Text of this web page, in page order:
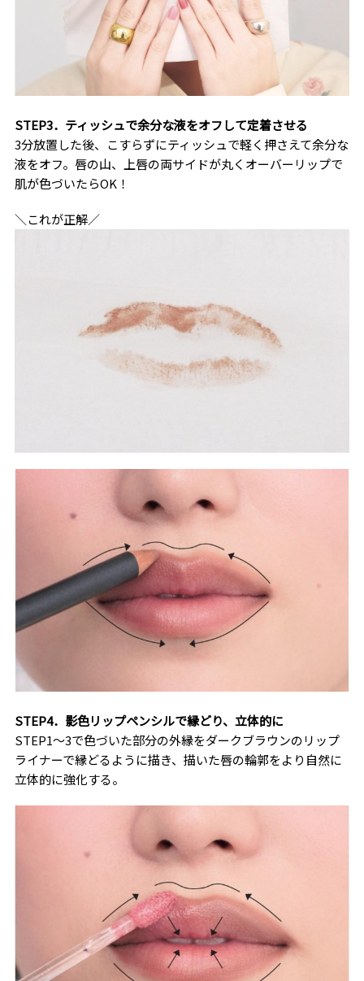
STEP3．ティッシュで余分な液をオフして定着させる
3分放置した後、こすらずにティッシュで軽く押さえて余分な
液をオフ。唇の山、上唇の両サイドが丸くオーバーリップで
肌が色づいたらOK！
＼これが正解／
STEP4．影色リップペンシルで縁どり、立体的に
STEP1〜3で色づいた部分の外縁をダークブラウンのリップ
ライナーで縁どるように描き、描いた唇の輪郭をより自然に
立体的に強化する。